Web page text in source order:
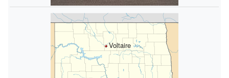
Voltaire